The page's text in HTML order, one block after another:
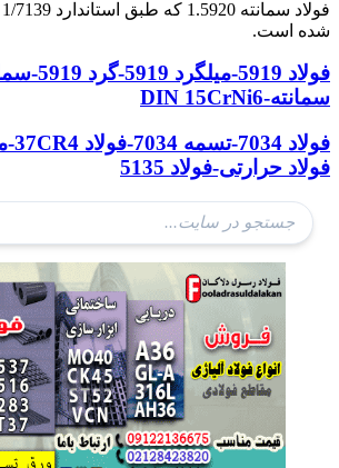
شده است.
سمانته-DIN 15CrNi6
فولاد حرارتی-فولاد 5135